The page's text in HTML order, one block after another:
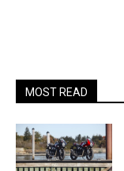
MOST READ